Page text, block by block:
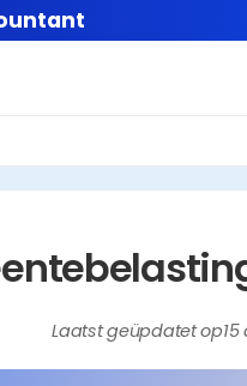
Laatst geüpdatet op